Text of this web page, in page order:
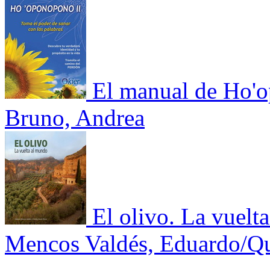
El manual de
Bruno, Andrea
El olivo. La
Mencos Valdés, Eduardo/